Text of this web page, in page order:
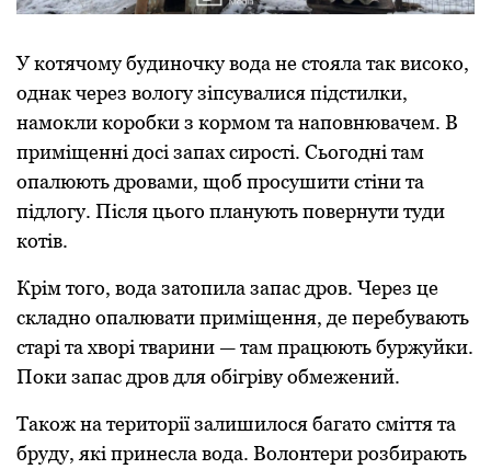
У котячому будиночку вода не стояла так високо,
однак через вологу зіпсувалися підстилки,
намокли коробки з кормом та наповнювачем. В
приміщенні досі запах сирості. Сьогодні там
опалюють дровами, щоб просушити стіни та
підлогу. Після цього планують повернути туди
котів.
Крім того, вода затопила запас дров. Через це
складно опалювати приміщення, де перебувають
старі та хворі тварини — там працюють буржуйки.
Поки запас дров для обігріву обмежений.
Також на території залишилося багато сміття та
бруду, які принесла вода. Волонтери розбирають